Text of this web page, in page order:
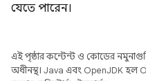
যেতে পারেন।
এই পৃষ্ঠার কন্টেন্ট ও কোডের
অধীনস্থ। Java এবং OpenJDK হল